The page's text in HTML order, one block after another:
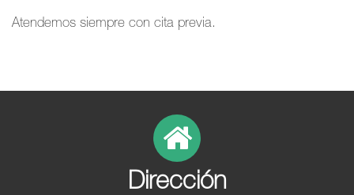
Atendemos siempre con cita previa.
Dirección